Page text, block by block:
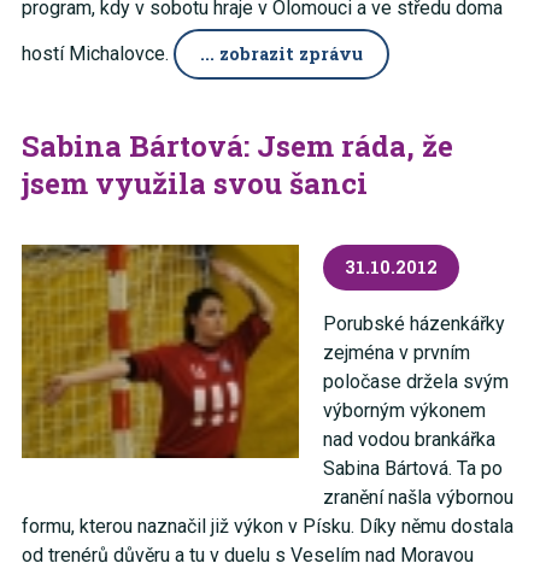
program, kdy v sobotu hraje v Olomouci a ve středu doma
hostí Michalovce.
... zobrazit zprávu
Sabina Bártová: Jsem ráda, že
jsem využila svou šanci
31.10.2012
Porubské házenkářky
zejména v prvním
poločase držela svým
výborným výkonem
nad vodou brankářka
Sabina Bártová. Ta po
zranění našla výbornou
formu, kterou naznačil již výkon v Písku. Díky němu dostala
od trenérů důvěru a tu v duelu s Veselím nad Moravou